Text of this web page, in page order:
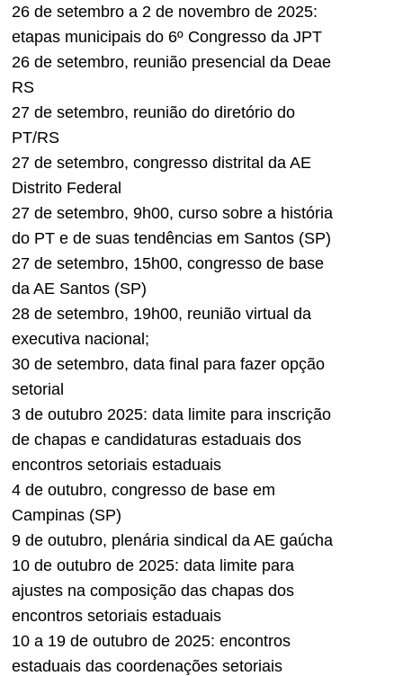
26 de setembro a 2 de novembro de 2025:
etapas municipais do 6º Congresso da JPT
26 de setembro, reunião presencial da Deae
RS
27 de setembro, reunião do diretório do
PT/RS
27 de setembro, congresso distrital da AE
Distrito Federal
27 de setembro, 9h00, curso sobre a história
do PT e de suas tendências em Santos (SP)
27 de setembro, 15h00, congresso de base
da AE Santos (SP)
28 de setembro, 19h00, reunião virtual da
executiva nacional;
30 de setembro, data final para fazer opção
setorial
3 de outubro 2025: data limite para inscrição
de chapas e candidaturas estaduais dos
encontros setoriais estaduais
4 de outubro, congresso de base em
Campinas (SP)
9 de outubro, plenária sindical da AE gaúcha
10 de outubro de 2025: data limite para
ajustes na composição das chapas dos
encontros setoriais estaduais
10 a 19 de outubro de 2025: encontros
estaduais das coordenações setoriais